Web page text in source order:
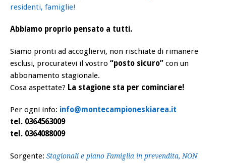
residenti, famiglie!
Abbiamo proprio pensato a tutti.
Siamo pronti ad accogliervi, non rischiate di rimanere
esclusi, procuratevi il vostro “posto sicuro” con un
abbonamento stagionale.
Cosa aspettate? La stagione sta per cominciare!
Per ogni info: info@montecampioneskiarea.it
tel. 0364563009
tel. 0364088009
Sorgente: Stagionali e piano Famiglia in prevendita, NON